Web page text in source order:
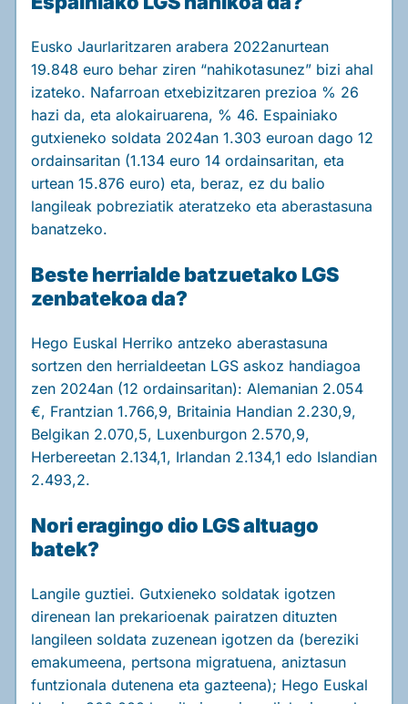
Eusko Jaurlaritzaren arabera 2022anurtean
19.848 euro behar ziren “nahikotasunez” bizi ahal
izateko. Nafarroan etxebizitzaren prezioa % 26
hazi da, eta alokairuarena, % 46. Espainiako
gutxieneko soldata 2024an 1.303 euroan dago 12
ordainsaritan (1.134 euro 14 ordainsaritan, eta
urtean 15.876 euro) eta, beraz, ez du balio
langileak pobreziatik ateratzeko eta aberastasuna
banatzeko.
Beste herrialde batzuetako LGS
zenbatekoa da?
Hego Euskal Herriko antzeko aberastasuna
sortzen den herrialdeetan LGS askoz handiagoa
zen 2024an (12 ordainsaritan): Alemanian 2.054
€, Frantzian 1.766,9, Britainia Handian 2.230,9,
Belgikan 2.070,5, Luxenburgon 2.570,9,
Herbereetan 2.134,1, Irlandan 2.134,1 edo Islandian
2.493,2.
Nori eragingo dio LGS altuago
batek?
Langile guztiei. Gutxieneko soldatak igotzen
direnean lan prekarioenak pairatzen dituzten
langileen soldata zuzenean igotzen da (bereziki
emakumeena, pertsona migratuena, aniztasun
funtzionala dutenena eta gazteena); Hego Euskal